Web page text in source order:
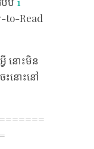
to-Read
វី នោះ​មិន​
ះ​នោះ​នៅ​